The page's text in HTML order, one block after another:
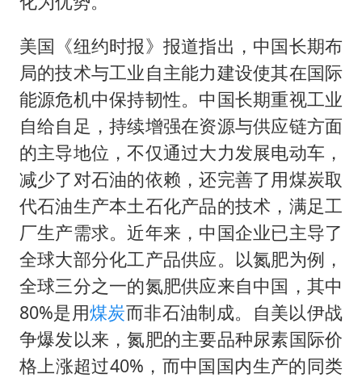
美国《纽约时报》报道指出，中国长期布
局的技术与工业自主能力建设使其在国际
能源危机中保持韧性。中国长期重视工业
自给自足，持续增强在资源与供应链方面
的主导地位，不仅通过大力发展电动车，
减少了对石油的依赖，还完善了用煤炭取
代石油生产本土石化产品的技术，满足工
厂生产需求。近年来，中国企业已主导了
全球大部分化工产品供应。以氮肥为例，
全球三分之一的氮肥供应来自中国，其中
80%是用煤炭而非石油制成。自美以伊战
争爆发以来，氮肥的主要品种尿素国际价
格上涨超过40%，而中国国内生产的同类